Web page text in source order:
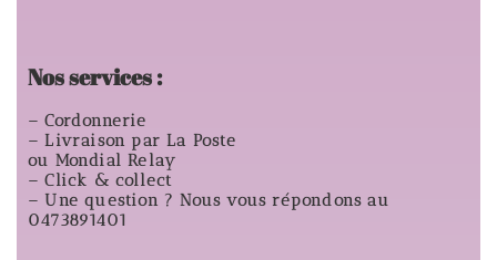
Nos services :
– Cordonnerie
– Livraison par La Poste
ou Mondial Relay
– Click & collect
– Une question ? Nous vous répondons au
0473891401